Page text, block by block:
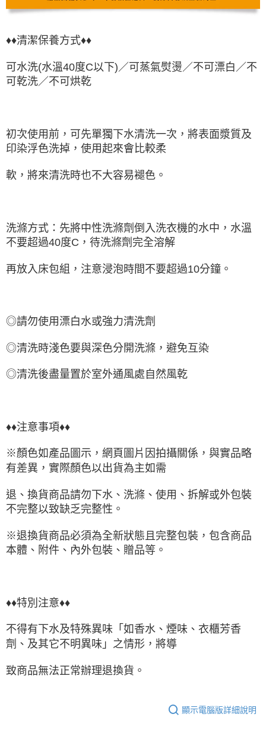
♦♦清潔保養方式♦♦
可水洗(水溫40度C以下)／可蒸氣熨燙／不可漂白／不
可乾洗／不可烘乾
初次使用前，可先單獨下水清洗一次，將表面漿質及
印染浮色洗掉，使用起來會比較柔
軟，將來清洗時也不大容易褪色。
洗滌方式：先將中性洗滌劑倒入洗衣機的水中，水溫
不要超過40度C，待洗滌劑完全溶解
再放入床包組，注意浸泡時間不要超過10分鐘。
◎請勿使用漂白水或強力清洗劑
◎清洗時淺色要與深色分開洗滌，避免互染
◎清洗後盡量置於室外通風處自然風乾
♦♦注意事項♦♦
※顏色如產品圖示，網頁圖片因拍攝關係，與實品略
有差異，實際顏色以出貨為主如需
退、換貨商品請勿下水、洗滌、使用、拆解或外包裝
不完整以致缺乏完整性。
※退換貨商品必須為全新狀態且完整包裝，包含商品
本體、附件、內外包裝、贈品等。
♦♦特別注意♦♦
不得有下水及特殊異味「如香水、煙味、衣櫃芳香
劑、及其它不明異味」之情形，將導
致商品無法正常辦理退換貨。
顯示電腦版詳細說明